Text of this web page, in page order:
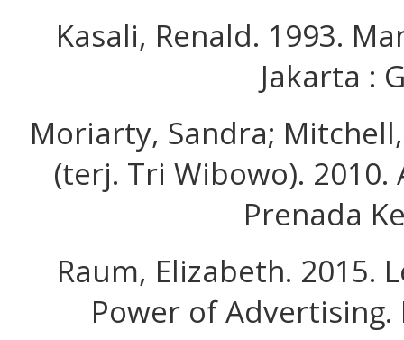
Kasali, Renald. 1993.
Jakarta :
Moriarty, Sandra;
(terj. Tri Wibowo). 2010.
Prenada
Raum, Elizabeth. 2015.
Power of